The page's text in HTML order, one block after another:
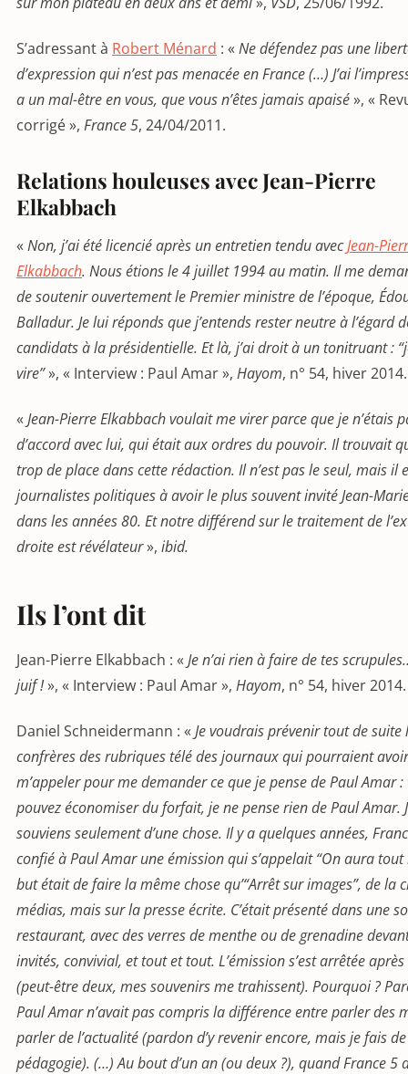
S’adressant à Robert Ménard : « Ne défendez pas une
d’expression qui n’est pas menacée en France (…) J’ai
a un mal-être en vous, que vous n’êtes jamais apaisé», «
corrigé », France 5, 24/04/2011.
Relations houleuses avec Jean-Pierre
Elkabbach
« Non, j’ai été licencié après un entretien tendu avecJean-
Elkabbach. Nous étions le 4 juillet 1994 au matin. Il me
de soutenir ouvertement le Premier ministre de l’époque,
Balladur. Je lui réponds que j’entends rester neutre à l’égard
candidats à la présidentielle. Et là, j’ai droit à un tonitruant :
vire”», « Interview : Paul Amar », Hayom, n° 54, hiver 2014.
« Jean-Pierre Elkabbach voulait me virer parce que je n’étais
d’accord avec lui, qui était aux ordres du pouvoir. Il trouvait
trop de place dans cette rédaction. Il n’est pas le seul, mais il
journalistes politiques à avoir le plus souvent invité Jean-
dans les années 80. Et notre différend sur le traitement de
droite est révélateur», ibid.
Ils l’ont dit
Jean-Pierre Elkabbach : « Je n’ai rien à faire de tes
juif !», « Interview : Paul Amar », Hayom, n° 54, hiver 2014.
Daniel Schneidermann : « Je voudrais prévenir tout de suite
confrères des rubriques télé des journaux qui pourraient avoir
m’appeler pour me demander ce que je pense de Paul Amar :
pouvez économiser du forfait, je ne pense rien de Paul Amar.
souviens seulement d’une chose. Il y a quelques années,
confié à Paul Amar une émission qui s’appelait “On aura tout
but était de faire la même chose qu’“Arrêt sur images”, de la
médias, mais sur la presse écrite. C’était présenté dans une
restaurant, avec des verres de menthe ou de grenadine
invités, convivial, et tout et tout. L’émission s’est arrêtée
(peut-être deux, mes souvenirs me trahissent). Pourquoi ?
Paul Amar n’avait pas compris la différence entre parler des
parler de l’actualité (pardon d’y revenir encore, mais je fais
pédagogie). (…) Au bout d’un an (ou deux ?), quand France 5